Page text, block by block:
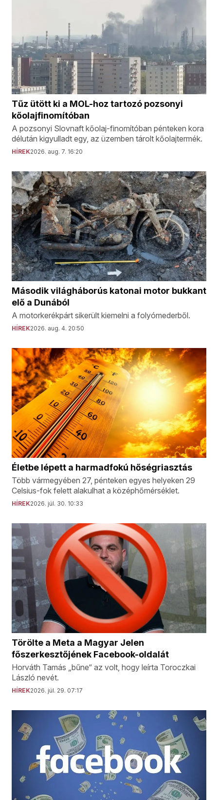
Tűz ütött ki a MOL-hoz tartozó pozsonyi
kőolajfinomítóban
A pozsonyi Slovnaft kőolaj-finomítóban pénteken kora
délután kigyulladt egy, az üzemben tárolt kőolajtermék.
HÍREK2026. aug. 7. 16:20
Második világháborús katonai motor bukkant
elő a Dunából
A motorkerékpárt sikerült kiemelni a folyómederből.
HÍREK2026. aug. 4. 20:50
Életbe lépett a harmadfokú hőségriasztás
Több vármegyében 27, pénteken egyes helyeken 29
Celsius-fok felett alakulhat a középhőmérséklet.
HÍREK2026. júl. 30. 10:33
Törölte a Meta a Magyar Jelen
főszerkesztőjének Facebook-oldalát
Horváth Tamás „bűne“ az volt, hogy leírta Toroczkai
László nevét.
HÍREK2026. júl. 29. 07:17